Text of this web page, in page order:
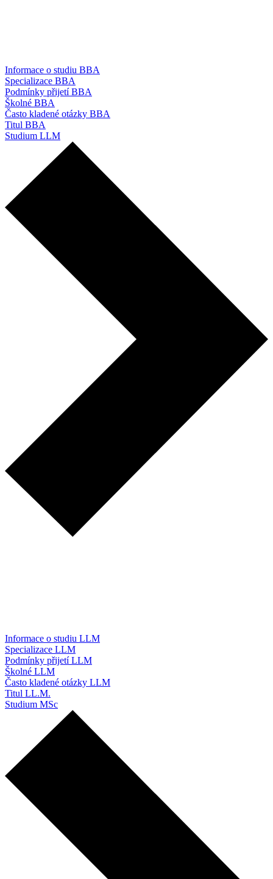
Informace o studiu BBA
Specializace BBA
Podmínky přijetí BBA
Školné BBA
Často kladené otázky BBA
Titul BBA
Studium LLM
Informace o studiu LLM
Specializace LLM
Podmínky přijetí LLM
Školné LLM
Často kladené otázky LLM
Titul LL.M.
Studium MSc